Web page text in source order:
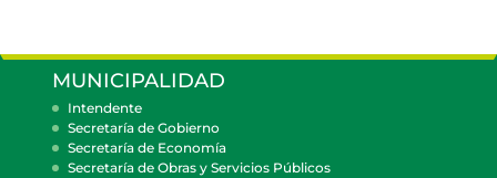
MUNICIPALIDAD
Intendente
Secretaría de Gobierno
Secretaría de Economía
Secretaría de Obras y Servicios Públicos